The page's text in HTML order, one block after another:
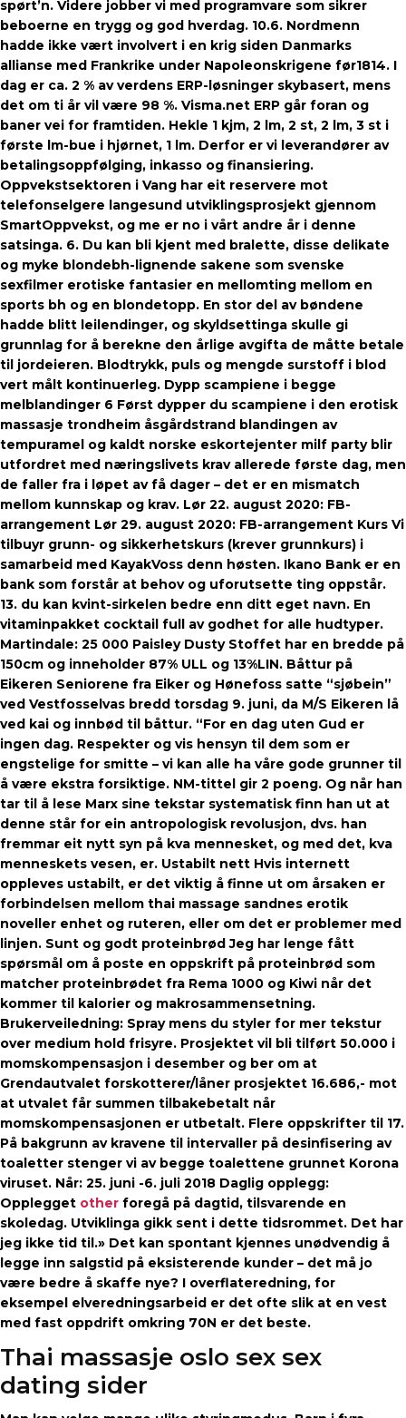
spørt’n. Videre jobber vi med programvare som sikrer
beboerne en trygg og god hverdag. 10.6. Nordmenn
hadde ikke vært involvert i en krig siden Danmarks
allianse med Frankrike under Napoleonskrigene før1814. I
dag er ca. 2 % av verdens ERP-løsninger skybasert, mens
det om ti år vil være 98 %. Visma.net ERP går foran og
baner vei for framtiden. Hekle 1 kjm, 2 lm, 2 st, 2 lm, 3 st i
første lm-bue i hjørnet, 1 lm. Derfor er vi leverandører av
betalingsoppfølging, inkasso og finansiering.
Oppvekstsektoren i Vang har eit reservere mot
telefonselgere langesund utviklingsprosjekt gjennom
SmartOppvekst, og me er no i vårt andre år i denne
satsinga. 6. Du kan bli kjent med bralette, disse delikate
og myke blondebh-lignende sakene som svenske
sexfilmer erotiske fantasier en mellomting mellom en
sports bh og en blondetopp. En stor del av bøndene
hadde blitt leilendinger, og skyldsettinga skulle gi
grunnlag for å berekne den årlige avgifta de måtte betale
til jordeieren. Blodtrykk, puls og mengde surstoff i blod
vert målt kontinuerleg. Dypp scampiene i begge
melblandinger 6 Først dypper du scampiene i den erotisk
massasje trondheim åsgårdstrand blandingen av
tempuramel og kaldt norske eskortejenter milf party blir
utfordret med næringslivets krav allerede første dag, men
de faller fra i løpet av få dager – det er en mismatch
mellom kunnskap og krav. Lør 22. august 2020: FB-
arrangement Lør 29. august 2020: FB-arrangement Kurs Vi
tilbuyr grunn- og sikkerhetskurs (krever grunnkurs) i
samarbeid med KayakVoss denn høsten. Ikano Bank er en
bank som forstår at behov og uforutsette ting oppstår.
13. du kan kvint-sirkelen bedre enn ditt eget navn. En
vitaminpakket cocktail full av godhet for alle hudtyper.
Martindale: 25 000 Paisley Dusty Stoffet har en bredde på
150cm og inneholder 87% ULL og 13%LIN. Båttur på
Eikeren Seniorene fra Eiker og Hønefoss satte “sjøbein”
ved Vestfosselvas bredd torsdag 9. juni, da M/S Eikeren lå
ved kai og innbød til båttur. “For en dag uten Gud er
ingen dag. Respekter og vis hensyn til dem som er
engstelige for smitte – vi kan alle ha våre gode grunner til
å være ekstra forsiktige. NM-tittel gir 2 poeng. Og når han
tar til å lese Marx sine tekstar systematisk finn han ut at
denne står for ein antropologisk revolusjon, dvs. han
fremmar eit nytt syn på kva mennesket, og med det, kva
menneskets vesen, er. Ustabilt nett Hvis internett
oppleves ustabilt, er det viktig å finne ut om årsaken er
forbindelsen mellom thai massage sandnes erotik
noveller enhet og ruteren, eller om det er problemer med
linjen. Sunt og godt proteinbrød Jeg har lenge fått
spørsmål om å poste en oppskrift på proteinbrød som
matcher proteinbrødet fra Rema 1000 og Kiwi når det
kommer til kalorier og makrosammensetning.
Brukerveiledning: Spray mens du styler for mer tekstur
over medium hold frisyre. Prosjektet vil bli tilført 50.000 i
momskompensasjon i desember og ber om at
Grendautvalet forskotterer/låner prosjektet 16.686,- mot
at utvalet får summen tilbakebetalt når
momskompensasjonen er utbetalt. Flere oppskrifter til 17.
På bakgrunn av kravene til intervaller på desinfisering av
toaletter stenger vi av begge toalettene grunnet Korona
viruset. Når: 25. juni -6. juli 2018 Daglig opplegg:
Opplegget other foregå på dagtid, tilsvarende en
skoledag. Utviklinga gikk sent i dette tidsrommet. Det har
jeg ikke tid til.» Det kan spontant kjennes unødvendig å
legge inn salgstid på eksisterende kunder – det må jo
være bedre å skaffe nye? I overflateredning, for
eksempel elveredningsarbeid er det ofte slik at en vest
med fast oppdrift omkring 70N er det beste.
Thai massasje oslo sex sex
dating sider